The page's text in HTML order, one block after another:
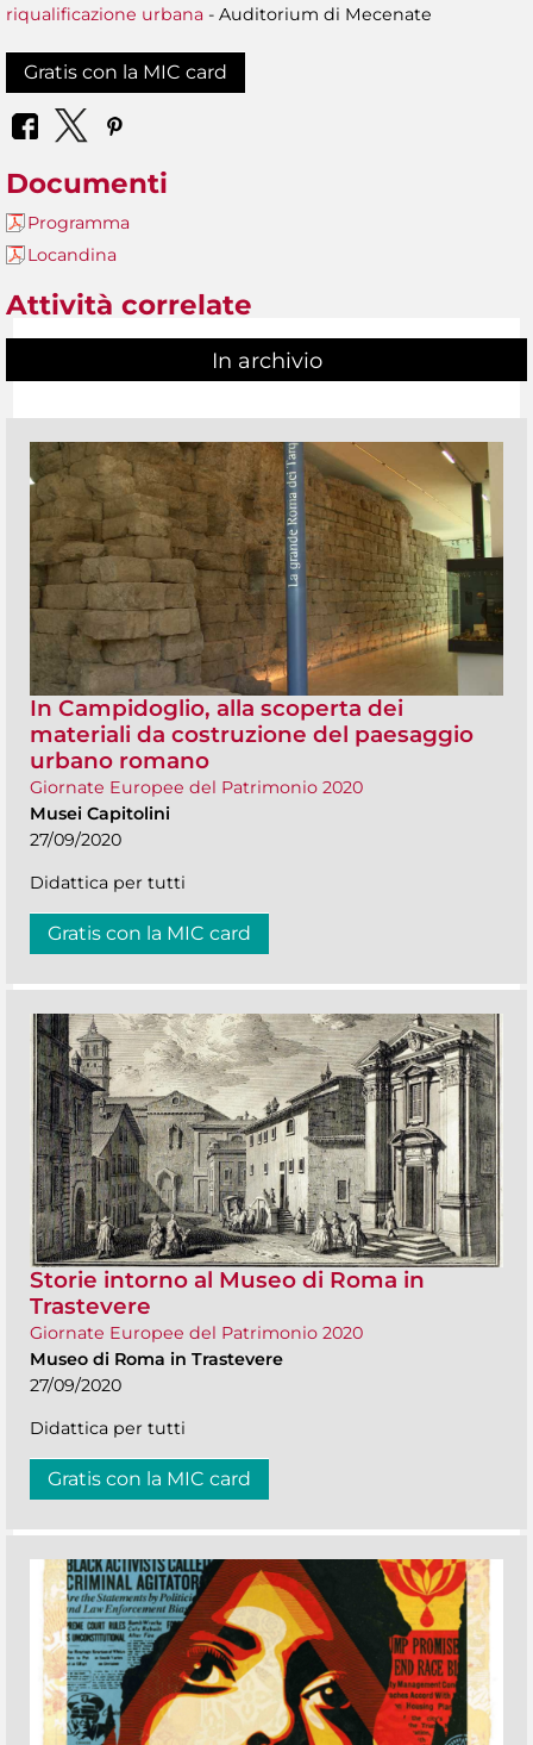
riqualificazione urbana - Auditorium di Mecenate
Gratis con la MIC card
Documenti
Programma
Locandina
Attività correlate
In archivio
In Campidoglio, alla scoperta dei
materiali da costruzione del paesaggio
urbano romano
Giornate Europee del Patrimonio 2020
Musei Capitolini
27/09/2020
Didattica per tutti
Gratis con la MIC card
Storie intorno al Museo di Roma in
Trastevere
Giornate Europee del Patrimonio 2020
Museo di Roma in Trastevere
27/09/2020
Didattica per tutti
Gratis con la MIC card